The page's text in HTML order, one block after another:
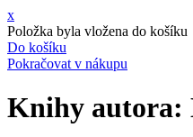
x
Položka byla vložena do košíku
Do košíku
Pokračovat v nákupu
Knihy autora: